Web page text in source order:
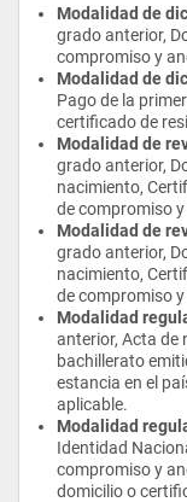
El egresado
Empresas
Latinoamericana
académica en
Tourism
parte de una
Este plan de
Educativo
número de
Instituciones
Secretaría de
en México.
humano
y
calidad
Teoría de
Principios
procesos
Plan de
Modalidad de
grado anterior,
compromiso y
Modalidad de
Pago de la
certificado de
Modalidad de
grado anterior,
nacimiento,
de compromiso
Modalidad de
grado anterior,
nacimiento,
de compromiso
Modalidad
anterior, Acta de
bachillerato
estancia en el
aplicable.
Modalidad
Identidad
compromiso y
domicilio o